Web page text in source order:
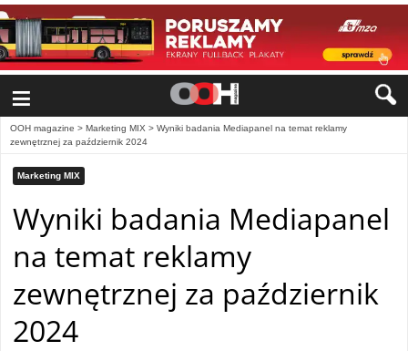
≡
OOH magazine > Marketing MIX > Wyniki badania Mediapanel na temat reklamy
zewnętrznej za październik 2024
Marketing MIX
Wyniki badania Mediapanel
na temat reklamy
zewnętrznej za październik
2024